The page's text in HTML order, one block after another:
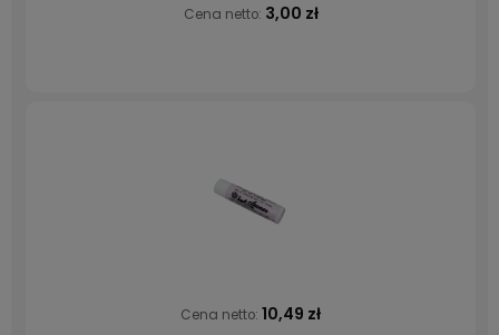
Cena netto: 3,00 zł
Cena netto: 10,49 zł